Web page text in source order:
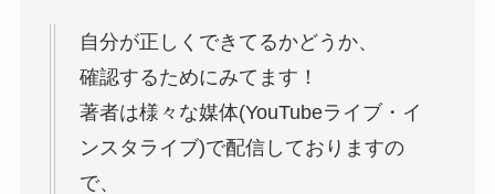
自分が正しくできてるかどうか、
確認するためにみてます！
著者は様々な媒体(YouTubeライブ・イ
ンスタライブ)で配信しておりますの
で、